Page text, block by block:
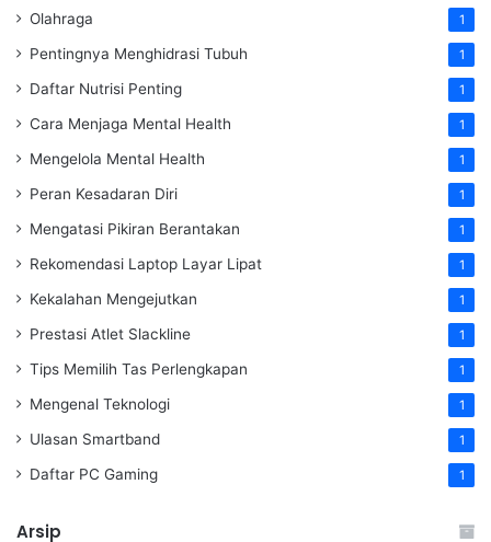
Olahraga 1
Pentingnya Menghidrasi Tubuh 1
Daftar Nutrisi Penting 1
Cara Menjaga Mental Health 1
Mengelola Mental Health 1
Peran Kesadaran Diri 1
Mengatasi Pikiran Berantakan 1
Rekomendasi Laptop Layar Lipat 1
Kekalahan Mengejutkan 1
Prestasi Atlet Slackline 1
Tips Memilih Tas Perlengkapan 1
Mengenal Teknologi 1
Ulasan Smartband 1
Daftar PC Gaming 1
Arsip